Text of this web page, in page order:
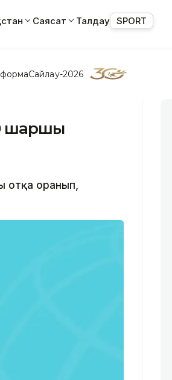
Саясат Талдау SPORT
Сайлау-2026
шаршы
отқа оранып,